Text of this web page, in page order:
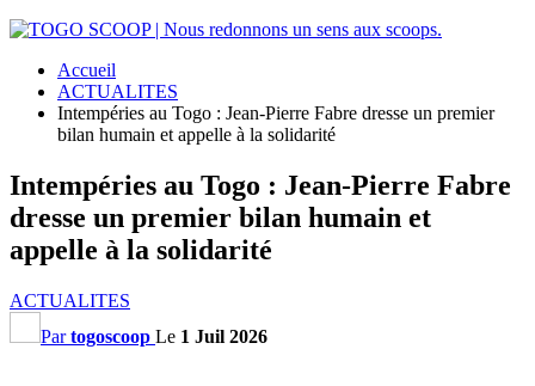
Accueil
ACTUALITES
Intempéries au Togo : Jean-Pierre Fabre dresse un premier
bilan humain et appelle à la solidarité
Intempéries au Togo : Jean-Pierre Fabre
dresse un premier bilan humain et
appelle à la solidarité
ACTUALITES
Partogoscoop Le 1 Juil 2026